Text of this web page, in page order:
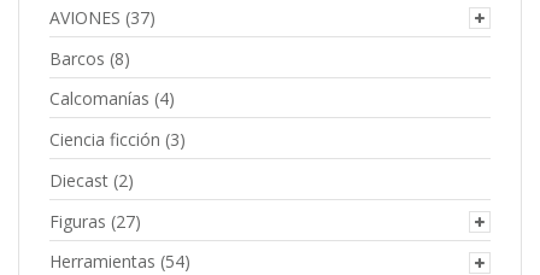
AVIONES (37)
Barcos (8)
Calcomanías (4)
Ciencia ficción (3)
Diecast (2)
Figuras (27)
Herramientas (54)